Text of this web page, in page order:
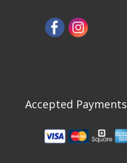
Accepted Payments